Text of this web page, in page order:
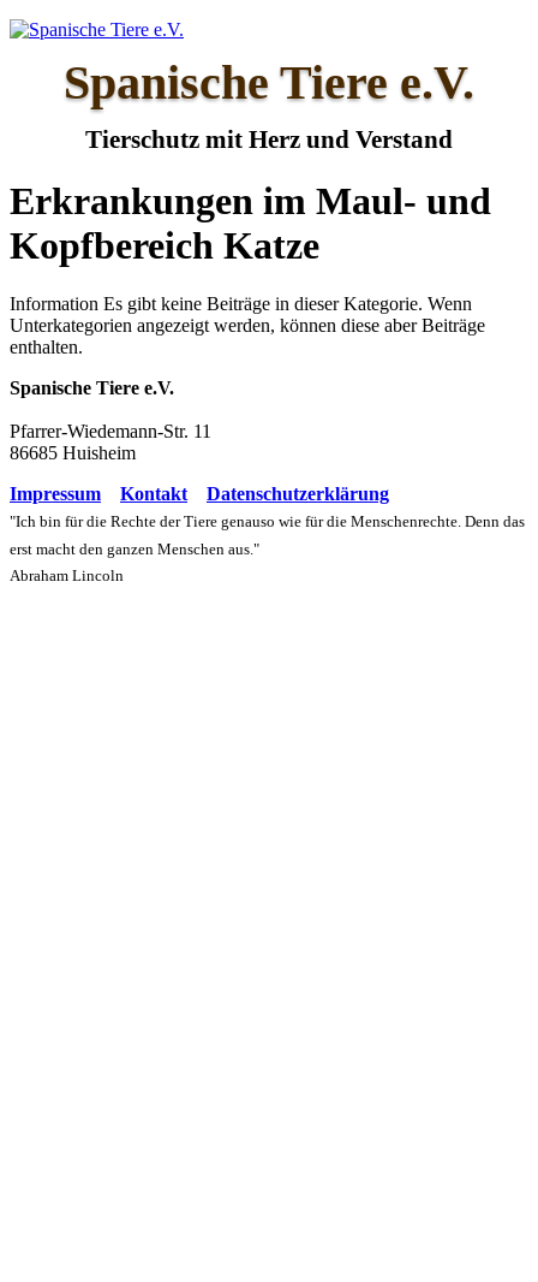
Spanische Tiere e.V.
Tierschutz mit Herz und Verstand
Erkrankungen im Maul- und
Kopfbereich Katze
Information Es gibt keine Beiträge in dieser Kategorie. Wenn
Unterkategorien angezeigt werden, können diese aber Beiträge
enthalten.
Spanische Tiere e.V.
Pfarrer-Wiedemann-Str. 11
86685 Huisheim
Impressum
Kontakt Datenschutzerklärung
"Ich bin für die Rechte der Tiere genauso wie für die Menschenrechte. Denn das
erst macht den ganzen Menschen aus."
Abraham Lincoln